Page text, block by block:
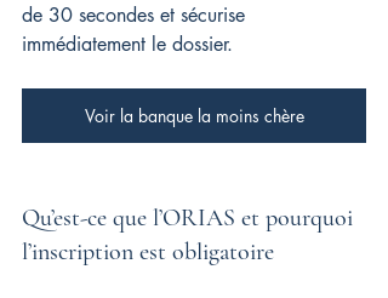
de 30 secondes et sécurise
immédiatement le dossier.
Voir la banque la moins chère
Qu’est-ce que l’ORIAS et pourquoi
l’inscription est obligatoire